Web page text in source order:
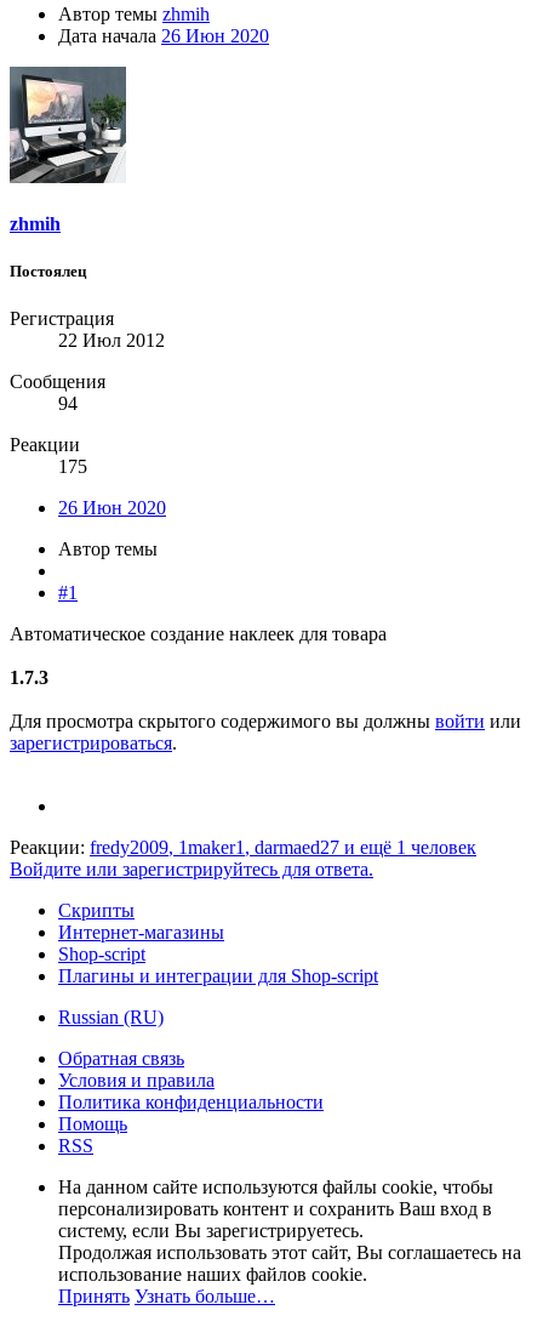
Автор темы zhmih
Дата начала 26 Июн 2020
zhmih
Постоялец
Регистрация
22 Июл 2012
Сообщения
94
Реакции
175
26 Июн 2020
Автор темы
#1
Автоматическое создание наклеек для товара
1.7.3
Для просмотра скрытого содержимого вы должны войти или
зарегистрироваться.
Реакции: fredy2009, 1maker1, darmaed27 и ещё 1 человек
Войдите или зарегистрируйтесь для ответа.
Скрипты
Интернет-магазины
Shop-script
Плагины и интеграции для Shop-script
Russian (RU)
Обратная связь
Условия и правила
Политика конфиденциальности
Помощь
RSS
На данном сайте используются файлы cookie, чтобы
персонализировать контент и сохранить Ваш вход в
систему, если Вы зарегистрируетесь.
Продолжая использовать этот сайт, Вы соглашаетесь на
использование наших файлов cookie.
Принять Узнать больше…